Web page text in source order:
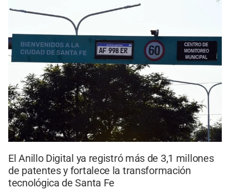
El Anillo Digital ya registró más de 3,1 millones
de patentes y fortalece la transformación
tecnológica de Santa Fe